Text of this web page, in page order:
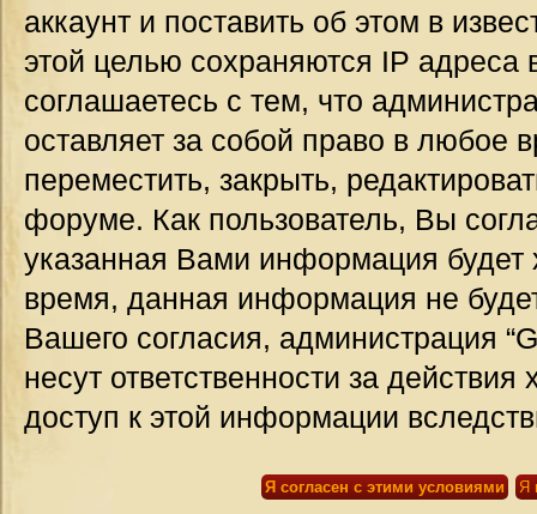
аккаунт и поставить об этом в
этой целью сохраняются IP
соглашаетесь с тем, что
оставляет за собой право в любое
переместить, закрыть,
форуме. Как пользователь, Вы
указанная Вами информация будет
время, данная информация не
Вашего согласия, администрация
несут ответственности за
доступ к этой информации